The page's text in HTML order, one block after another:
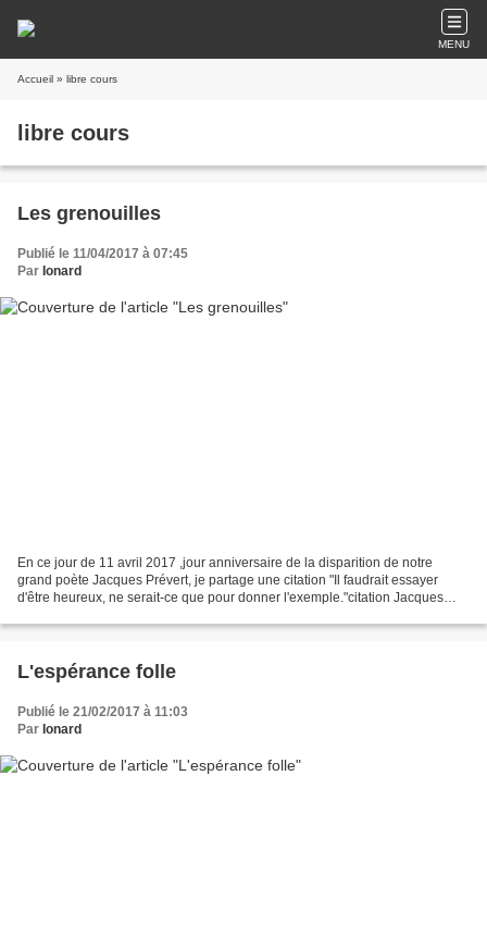
MENU
Accueil » libre cours
libre cours
Les grenouilles
Publié le 11/04/2017 à 07:45
Par Ionard
En ce jour de 11 avril 2017 ,jour anniversaire de la disparition de notre
grand poète Jacques Prévert, je partage une citation "Il faudrait essayer
d'être heureux, ne serait-ce que pour donner l'exemple."citation Jacques
L'espérance folle
Publié le 21/02/2017 à 11:03
Par Ionard